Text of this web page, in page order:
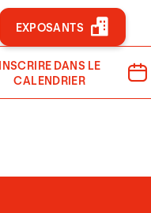
EXPOSANTS
INSCRIRE DANS LE
CALENDRIER